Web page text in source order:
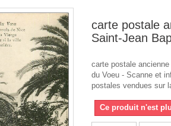
carte postale
Saint-Jean
carte postale
du Voeu - Scanne et
postales vendues sur
Ce produit n'est